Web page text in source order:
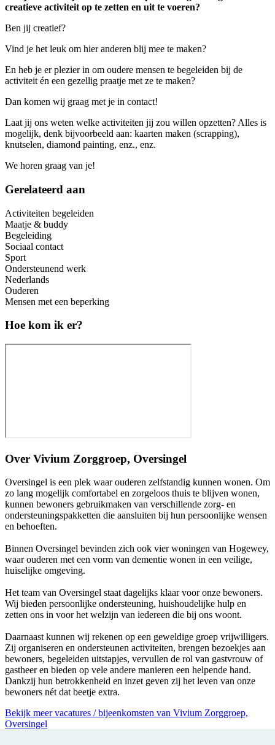
creatieve activiteit op te zetten en uit te voeren?
Ben jij creatief?
Vind je het leuk om hier anderen blij mee te maken?
En heb je er plezier in om oudere mensen te begeleiden bij de
activiteit én een gezellig praatje met ze te maken?
Dan komen wij graag met je in contact!
Laat jij ons weten welke activiteiten jij zou willen opzetten? Alles is
mogelijk, denk bijvoorbeeld aan: kaarten maken (scrapping),
knutselen, diamond painting, enz., enz.
We horen graag van je!
Gerelateerd aan
Activiteiten begeleiden
Maatje & buddy
Begeleiding
Sociaal contact
Sport
Ondersteunend werk
Nederlands
Ouderen
Mensen met een beperking
Hoe kom ik er?
Over Vivium Zorggroep, Oversingel
Oversingel is een plek waar ouderen zelfstandig kunnen wonen. Om
zo lang mogelijk comfortabel en zorgeloos thuis te blijven wonen,
kunnen bewoners gebruikmaken van verschillende zorg- en
ondersteuningspakketten die aansluiten bij hun persoonlijke wensen
en behoeften.
Binnen Oversingel bevinden zich ook vier woningen van Hogewey,
waar ouderen met een vorm van dementie wonen in een veilige,
huiselijke omgeving.
Het team van Oversingel staat dagelijks klaar voor onze bewoners.
Wij bieden persoonlijke ondersteuning, huishoudelijke hulp en
zetten ons in voor het welzijn van iedereen die bij ons woont.
Daarnaast kunnen wij rekenen op een geweldige groep vrijwilligers.
Zij organiseren en ondersteunen activiteiten, brengen bezoekjes aan
bewoners, begeleiden uitstapjes, vervullen de rol van gastvrouw of
gastheer en bieden op vele andere manieren een helpende hand.
Dankzij hun betrokkenheid en inzet geven zij het leven van onze
bewoners nét dat beetje extra.
Bekijk meer vacatures / bijeenkomsten van Vivium Zorggroep,
Oversingel